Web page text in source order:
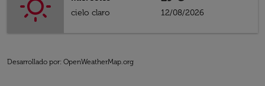
cielo claro
12/08/2026
Desarrollado por: OpenWeatherMap.org